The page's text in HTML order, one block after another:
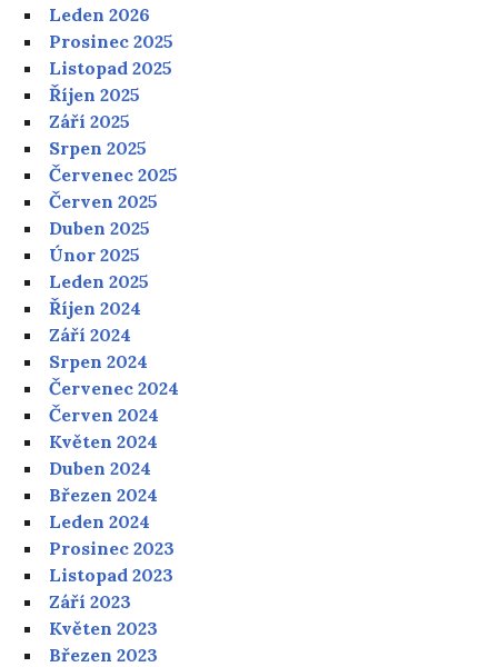
Leden 2026
Prosinec 2025
Listopad 2025
Říjen 2025
Září 2025
Srpen 2025
Červenec 2025
Červen 2025
Duben 2025
Únor 2025
Leden 2025
Říjen 2024
Září 2024
Srpen 2024
Červenec 2024
Červen 2024
Květen 2024
Duben 2024
Březen 2024
Leden 2024
Prosinec 2023
Listopad 2023
Září 2023
Květen 2023
Březen 2023